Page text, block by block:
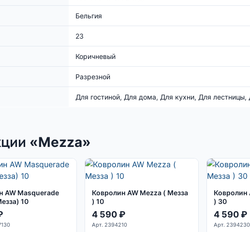
Бельгия
23
Коричневый
Разрезной
Для гостиной, Для дома, Для кухни, Для
«Mezza»
AW Masquerade
10
Ковролин AW Mezza ( Мезза
) 10
4 590₽
Арт. 2394210
Ковролин
) 30
4 590₽
Арт. 2394230